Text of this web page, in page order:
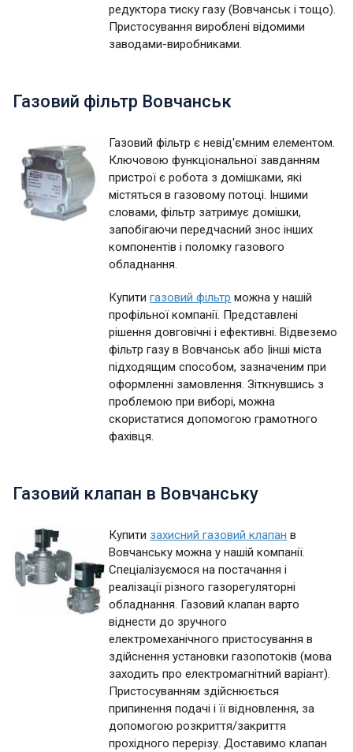
редуктора тиску газу (Вовчанськ і тощо).
Пристосування вироблені відомими
заводами-виробниками.
Газовий фільтр Вовчанськ
Газовий фільтр є невід'ємним елементом.
Ключовою функціональної завданням
пристрої є робота з домішками, які
містяться в газовому потоці. Іншими
словами, фільтр затримує домішки,
запобігаючи передчасний знос інших
компонентів і поломку газового
обладнання.
Купитигазовий фільтр можна у нашій
профільної компанії. Представлені
рішення довговічні і ефективні. Відвеземо
фільтр газу в Вовчанськ або |інші міста
підходящим способом, зазначеним при
оформленні замовлення. Зіткнувшись з
проблемою при виборі, можна
скористатися допомогою грамотного
фахівця.
Газовий клапан в Вовчанську
Купити захисний газовий клапан в
Вовчанську можна у нашій компанії.
Спеціалізуємося на постачання і
реалізації різного газорегуляторні
обладнання. Газовий клапан варто
віднести до зручного
електромеханічного пристосування в
здійснення установки газопотоків (мова
заходить про електромагнітний варіант).
Пристосуванням здійснюється
припинення подачі і її відновлення, за
допомогою розкриття/закриття
прохідного перерізу. Доставимо клапан